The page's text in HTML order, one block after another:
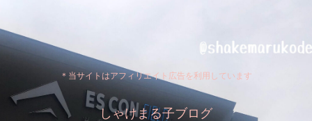
＊当サイトはアフィリエイト広告を利用しています
しゃけまる子ブログ